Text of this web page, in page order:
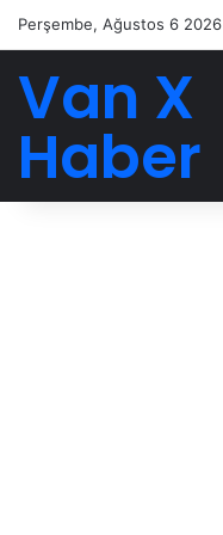
Perşembe, Ağustos 6 2026
Van X
Haber